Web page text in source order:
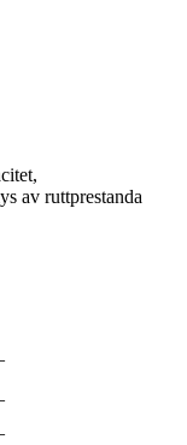
av ruttprestanda